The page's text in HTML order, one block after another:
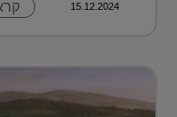
15.12.2024